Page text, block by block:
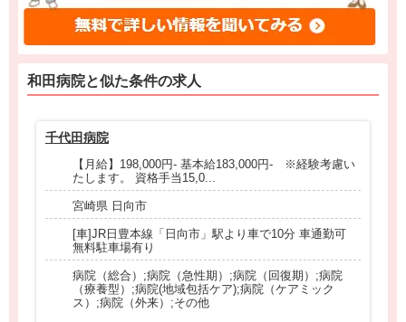
和田病院と似た条件の求人
千代田病院
【月給】198,000円- 基本給183,000円- ※経験考慮い
たします。 資格手当15,0...
宮崎県 日向市
[車]JR日豊本線「日向市」駅より車で10分 車通勤可
無料駐車場有り
病院（総合）;病院（急性期）;病院（回復期）;病院
（療養型）;病院(地域包括ケア);病院（ケアミック
ス）;病院（外来）;その他